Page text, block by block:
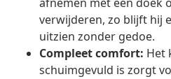
verwijderen, zo blijft hij
uitzien zonder gedoe.
Compleet comfort: Het
schuimgevuld is zorgt